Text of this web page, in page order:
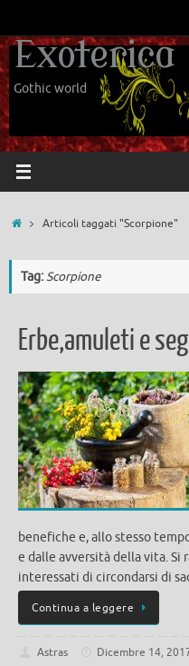
contenuto
Exoterica
Gothic world
HomeArticoli taggati "Scorpione"
Tag:Scorpione
Erbe,amuleti e
benefiche e, allo stesso
e dalle avversità della vita. Si
interessati di circondarsi di
Continua a leggere
Astras Dicembre 14,